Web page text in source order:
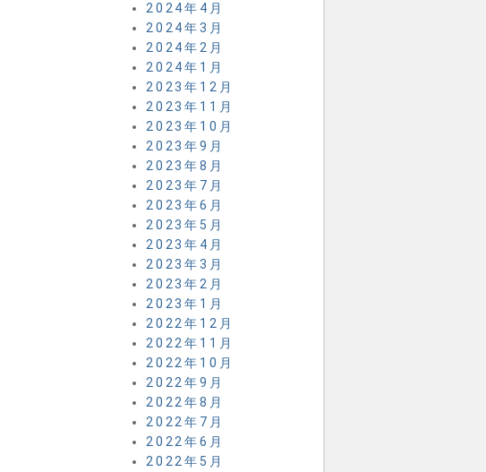
2024年4月
2024年3月
2024年2月
2024年1月
2023年12月
2023年11月
2023年10月
2023年9月
2023年8月
2023年7月
2023年6月
2023年5月
2023年4月
2023年3月
2023年2月
2023年1月
2022年12月
2022年11月
2022年10月
2022年9月
2022年8月
2022年7月
2022年6月
2022年5月